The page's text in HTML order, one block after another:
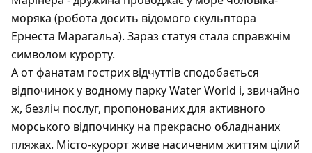
моряка (робота досить відомого скульптора
Ернеста Марагальа). Зараз статуя стала справжнім
символом курорту.
А от фанатам гострих відчуттів сподобається
відпочинок у водному парку Water World і, звичайно
ж, безліч послуг, пропонованих для активного
морського відпочинку на прекрасно обладнаних
пляжах. Місто-курорт живе насиченим життям цілий